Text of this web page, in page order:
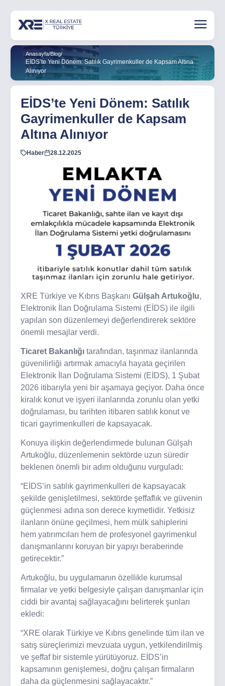
Anasayfa/Blog/
EİDS’te Yeni Dönem: Satılık Gayrimenkuller de Kapsam Altına
Alınıyor
EİDS’te Yeni Dönem: Satılık
Gayrimenkuller de Kapsam
Altına Alınıyor
Haber 28.12.2025
XRE Türkiye ve Kıbrıs Başkanı Gülşah Artukoğlu,
Elektronik İlan Doğrulama Sistemi (EİDS) ile ilgili
yapılan son düzenlemeyi değerlendirerek sektöre
önemli mesajlar verdi.
Ticaret Bakanlığı tarafından, taşınmaz ilanlarında
güvenilirliği artırmak amacıyla hayata geçirilen
Elektronik İlan Doğrulama Sistemi (EİDS), 1 Şubat
2026 itibarıyla yeni bir aşamaya geçiyor. Daha önce
kiralık konut ve işyeri ilanlarında zorunlu olan yetki
doğrulaması, bu tarihten itibaren satılık konut ve
ticari gayrimenkulleri de kapsayacak.
Konuya ilişkin değerlendirmede bulunan Gülşah
Artukoğlu, düzenlemenin sektörde uzun süredir
beklenen önemli bir adım olduğunu vurguladı:
“EİDS’in satılık gayrimenkulleri de kapsayacak
şekilde genişletilmesi, sektörde şeffaflık ve güvenin
güçlenmesi adına son derece kıymetlidir. Yetkisiz
ilanların önüne geçilmesi, hem mülk sahiplerini
hem yatırımcıları hem de profesyonel gayrimenkul
danışmanlarını koruyan bir yapıyı beraberinde
getirecektir.”
Artukoğlu, bu uygulamanın özellikle kurumsal
firmalar ve yetki belgesiyle çalışan danışmanlar için
ciddi bir avantaj sağlayacağını belirterek şunları
ekledi:
“XRE olarak Türkiye ve Kıbrıs genelinde tüm ilan ve
satış süreçlerimizi mevzuata uygun, yetkilendirilmiş
ve şeffaf bir sistemle yürütüyoruz. EİDS’in
kapsamının genişlemesi, doğru çalışan firmaların
daha da güçlenmesini sağlayacaktır.”